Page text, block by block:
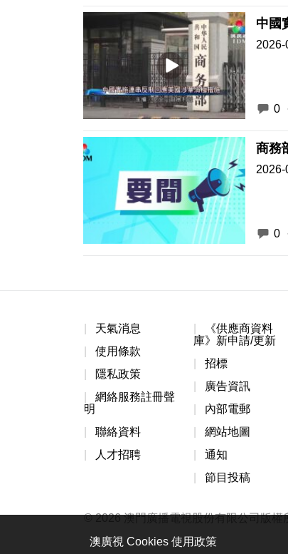
中國
2026-
0
商務
2026-
0
天氣消息
使用條款
隱私政策
網絡服務註冊聲
明
聯絡資料
人才招聘
《供應商資料
庫》新申請/更新
招標
廣告資訊
內部電郵
網站地圖
通知
節目投稿
© 2026 澳門廣播電視股份有限公司版權
澳廣視 Cookies 使用政策